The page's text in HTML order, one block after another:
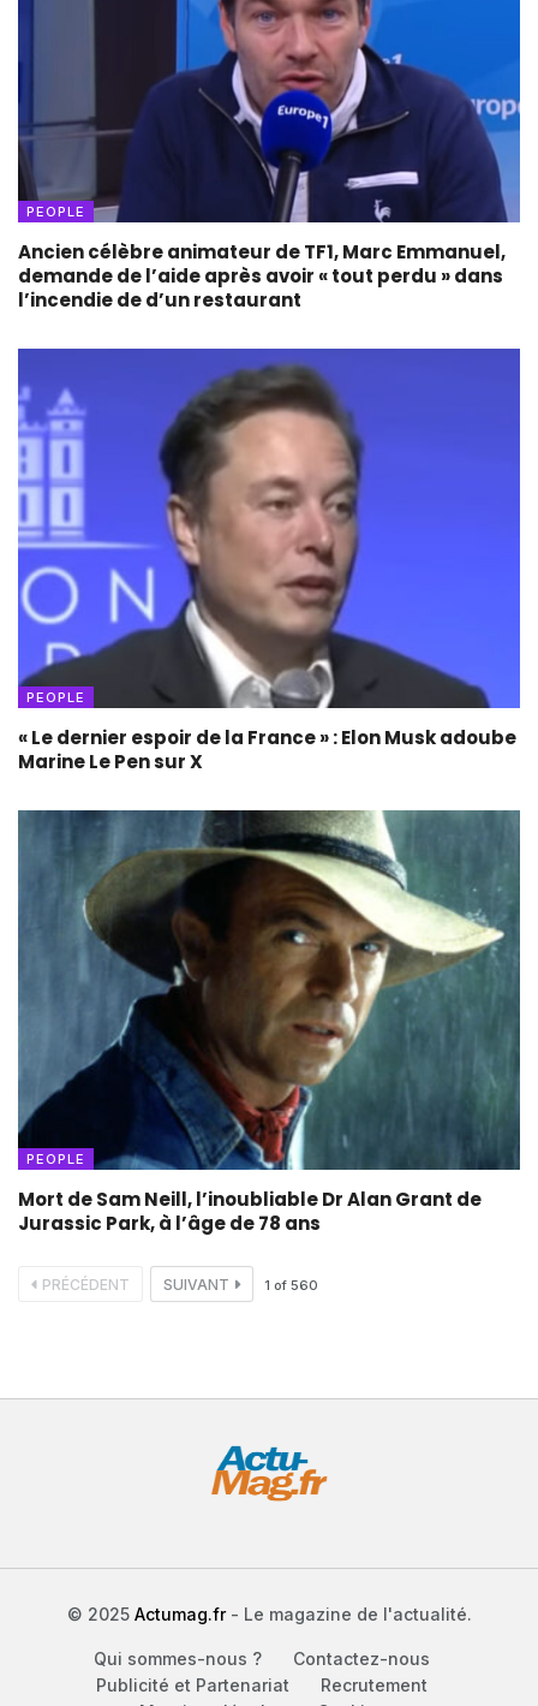
PEOPLE
Ancien célèbre animateur de TF1, Marc Emmanuel,
demande de l’aide après avoir « tout perdu » dans
l’incendie de d’un restaurant
PEOPLE
« Le dernier espoir de la France » : Elon Musk adoube
Marine Le Pen sur X
PEOPLE
Mort de Sam Neill, l’inoubliable Dr Alan Grant de
Jurassic Park, à l’âge de 78 ans
PRÉCÉDENT SUIVANT 1 of 560
© 2025 Actumag.fr- Le magazine de l'actualité.
Qui sommes-nous ?
Contactez-nous
Publicité et Partenariat
Recrutement